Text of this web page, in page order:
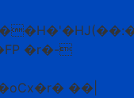
�r�-
��|